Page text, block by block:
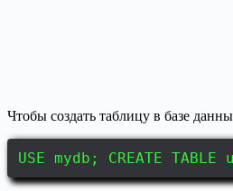
Чтобы создать таблицу в базе
USE mydb; CREATE